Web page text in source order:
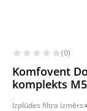
(0)
Komfovent
komplekts
Izplūdes filtra izmērs: